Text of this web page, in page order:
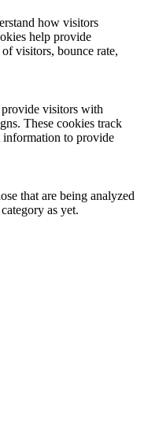
how visitors
help provide
visitors, bounce rate,
provide visitors with
These cookies track
information to provide
that are being analyzed
as yet.